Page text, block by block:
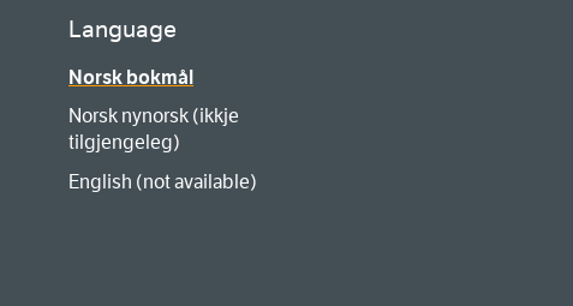
Language
Norsk bokmål
Norsk nynorsk (ikkje
tilgjengeleg)
English (not available)